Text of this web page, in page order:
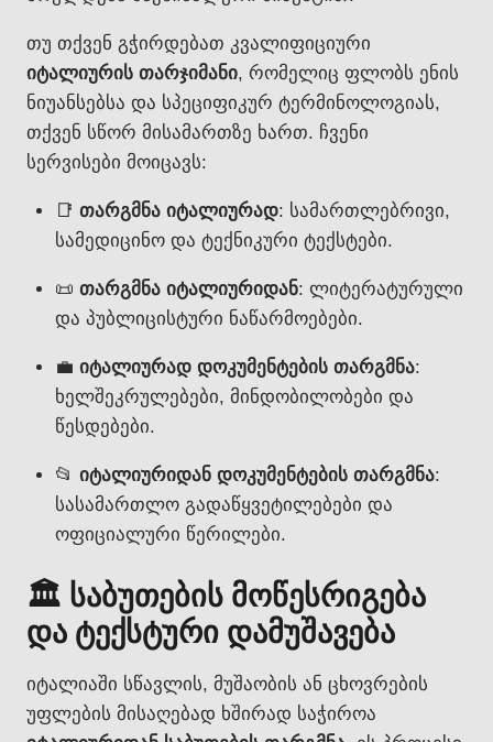
თუ თქვენ გჭირდებათ კვალიფიციური
იტალიურის თარჯიმანი, რომელიც ფლობს ენის
ნიუანსებსა და სპეციფიკურ ტერმინოლოგიას,
თქვენ სწორ მისამართზე ხართ. ჩვენი
სერვისები მოიცავს:
📑 თარგმნა იტალიურად: სამართლებრივი,
სამედიცინო და ტექნიკური ტექსტები.
📜 თარგმნა იტალიურიდან: ლიტერატურული
და პუბლიცისტური ნაწარმოებები.
💼 იტალიურად დოკუმენტების თარგმნა:
ხელშეკრულებები, მინდობილობები და
წესდებები.
📂 იტალიურიდან დოკუმენტების თარგმნა:
სასამართლო გადაწყვეტილებები და
ოფიციალური წერილები.
🏛️ საბუთების მოწესრიგება
და ტექსტური დამუშავება
იტალიაში სწავლის, მუშაობის ან ცხოვრების
უფლების მისაღებად ხშირად საჭიროა